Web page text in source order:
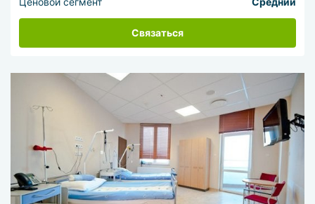
Связаться